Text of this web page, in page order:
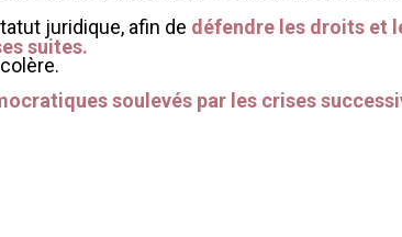
juridique, afin de défendre les droits et
suites.
soulevés par les crises